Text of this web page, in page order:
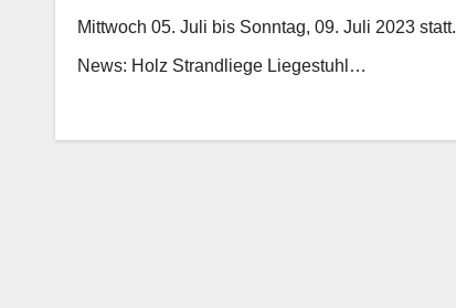
Mittwoch 05. Juli bis Sonntag, 09. Juli 2023 statt.
News: Holz Strandliege Liegestuhl…